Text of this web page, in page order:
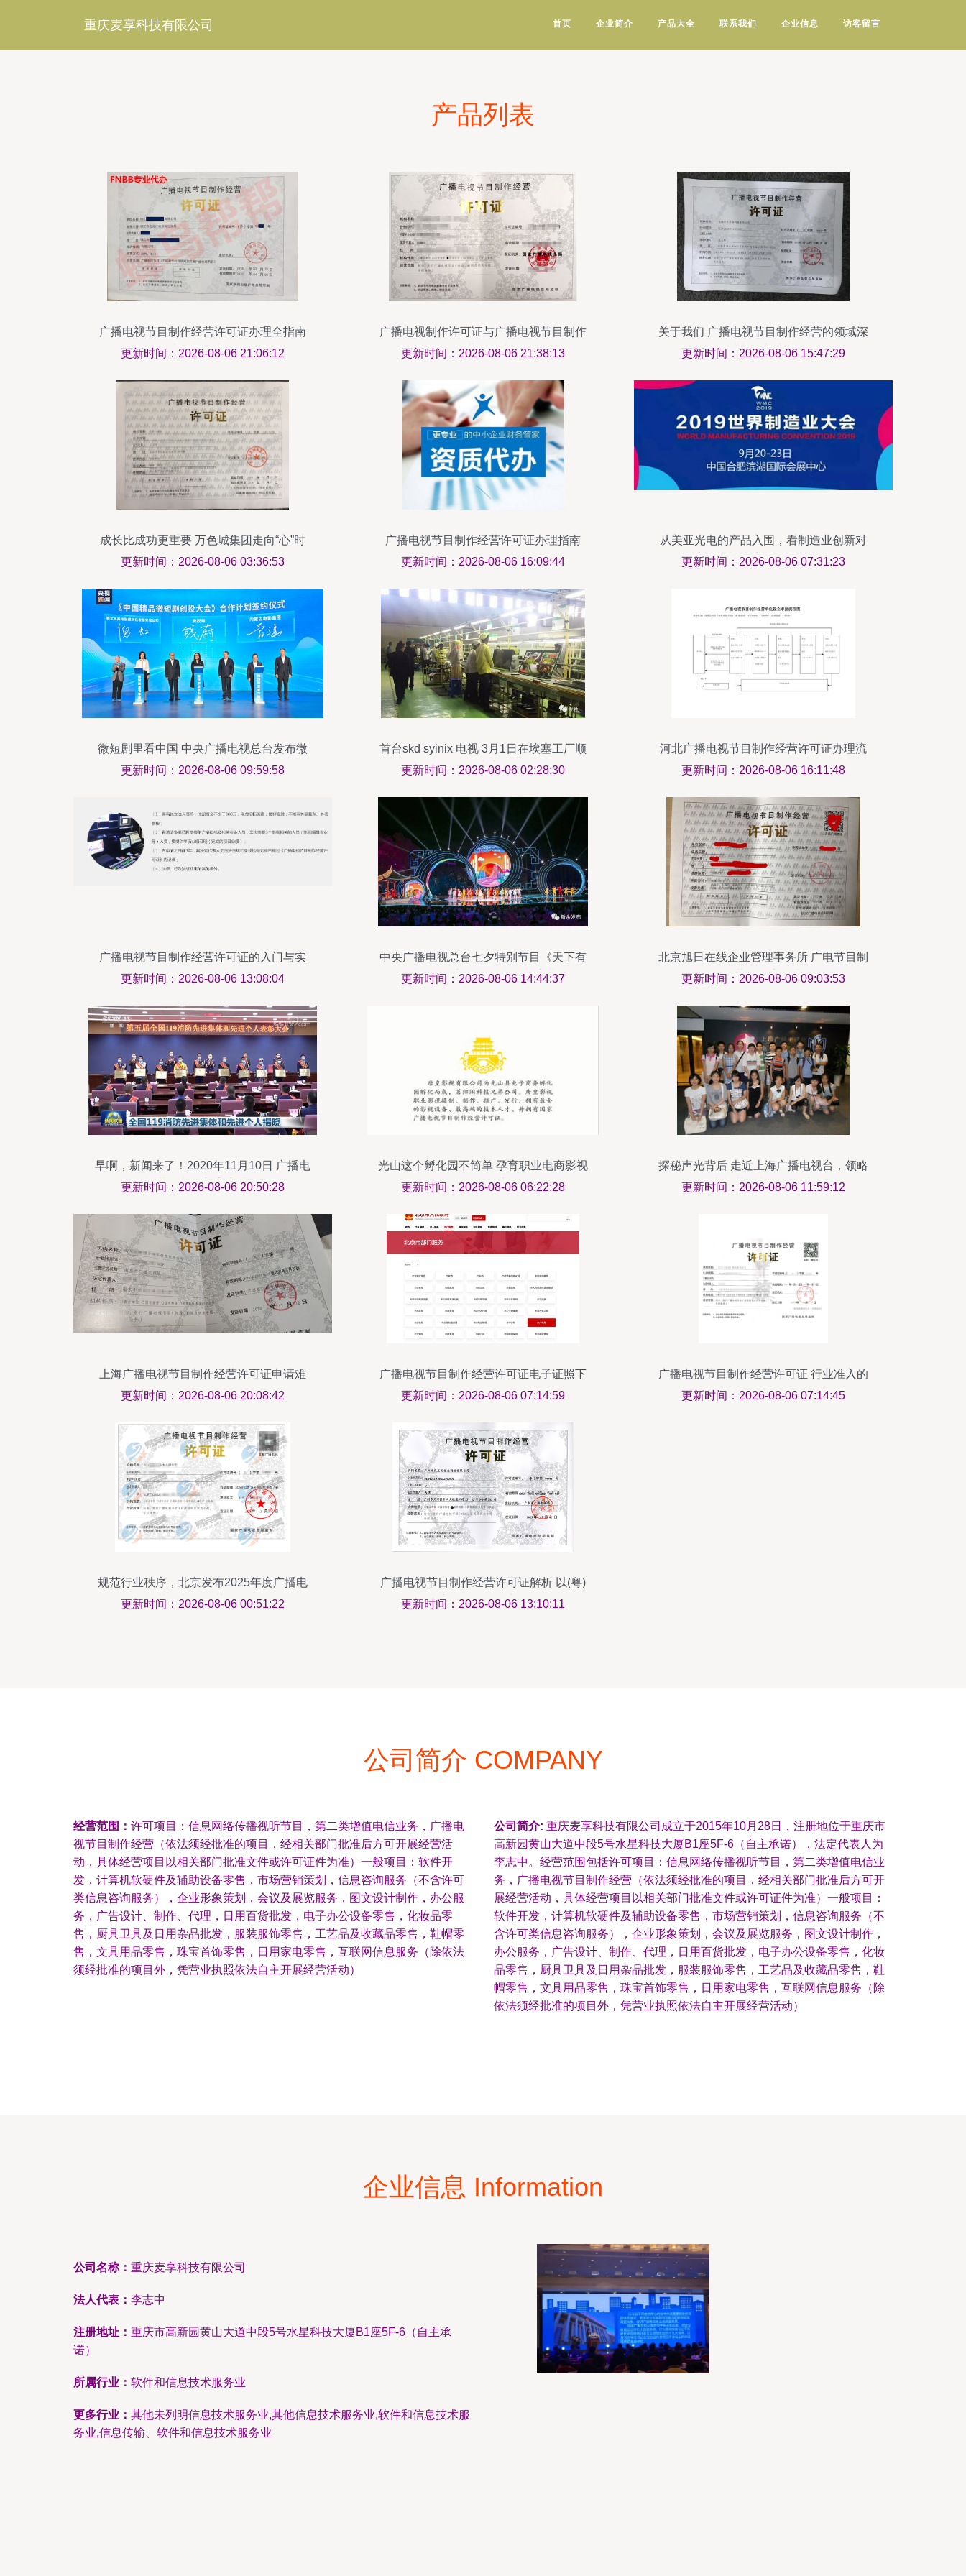
重庆麦享科技有限公司 首页 企业简介 产品大全 联系我们 企业信息 访客留言
产品列表
广播电视节目制作经营许可证办理全指南
条件、流程与代办服务解析
更新时间：2026-08-06 21:06:12
广播电视制作许可证与广播电视节目制作
经营全指南
更新时间：2026-08-06 21:38:13
关于我们 广播电视节目制作经营的领域深
耕与创新实践
更新时间：2026-08-06 15:47:29
成长比成功更重要 万色城集团走向“心”时
代
更新时间：2026-08-06 03:36:53
广播电视节目制作经营许可证办理指南
更新时间：2026-08-06 16:09:44
从美亚光电的产品入围，看制造业创新对
广播电视内容的影响与记录
更新时间：2026-08-06 07:31:23
微短剧里看中国 中央广播电视总台发布微
短剧生态合作计划
更新时间：2026-08-06 09:59:58
首台skd syinix 电视 3月1日在埃塞工厂顺
利生产
更新时间：2026-08-06 02:28:30
河北广播电视节目制作经营许可证办理流
程详解
更新时间：2026-08-06 16:11:48
广播电视节目制作经营许可证的入门与实
务操作指南
更新时间：2026-08-06 13:08:04
中央广播电视总台七夕特别节目《天下有
情人》在新余仙女湖录制启幕
更新时间：2026-08-06 14:44:37
北京旭日在线企业管理事务所 广电节目制
作经营的数字化先锋
更新时间：2026-08-06 09:03:53
早啊，新闻来了！2020年11月10日 广播电
视节目制作新亮点速览
更新时间：2026-08-06 20:50:28
光山这个孵化园不简单 孕育职业电商影视
传媒公司的创新摇篮
更新时间：2026-08-06 06:22:28
探秘声光背后 走近上海广播电视台，领略
电视节目制作的魅力
更新时间：2026-08-06 11:59:12
上海广播电视节目制作经营许可证申请难
度解析
更新时间：2026-08-06 20:08:42
广播电视节目制作经营许可证电子证照下
载及纸质证照申领流程指南
更新时间：2026-08-06 07:14:59
广播电视节目制作经营许可证 行业准入的
关键与申请要点
更新时间：2026-08-06 07:14:45
规范行业秩序，北京发布2025年度广播电
视节目制作经营许可证
更新时间：2026-08-06 00:51:22
广播电视节目制作经营许可证解析 以(粤)
字第04941号为例
更新时间：2026-08-06 13:10:11
公司简介 COMPANY
经营范围： 许可项目：信息网络传播视听节目，第二类增值电信业务，广播电
视节目制作经营（依法须经批准的项目，经相关部门批准后方可开展经营活
动，具体经营项目以相关部门批准文件或许可证件为准）一般项目：软件开
发，计算机软硬件及辅助设备零售，市场营销策划，信息咨询服务（不含许可
类信息咨询服务），企业形象策划，会议及展览服务，图文设计制作，办公服
务，广告设计、制作、代理，日用百货批发，电子办公设备零售，化妆品零
售，厨具卫具及日用杂品批发，服装服饰零售，工艺品及收藏品零售，鞋帽零
售，文具用品零售，珠宝首饰零售，日用家电零售，互联网信息服务（除依法
须经批准的项目外，凭营业执照依法自主开展经营活动）
公司简介: 重庆麦享科技有限公司成立于2015年10月28日，注册地位于重庆市
高新园黄山大道中段5号水星科技大厦B1座5F-6（自主承诺），法定代表人为
李志中。经营范围包括许可项目：信息网络传播视听节目，第二类增值电信业
务，广播电视节目制作经营（依法须经批准的项目，经相关部门批准后方可开
展经营活动，具体经营项目以相关部门批准文件或许可证件为准）一般项目：
软件开发，计算机软硬件及辅助设备零售，市场营销策划，信息咨询服务（不
含许可类信息咨询服务），企业形象策划，会议及展览服务，图文设计制作，
办公服务，广告设计、制作、代理，日用百货批发，电子办公设备零售，化妆
品零售，厨具卫具及日用杂品批发，服装服饰零售，工艺品及收藏品零售，鞋
帽零售，文具用品零售，珠宝首饰零售，日用家电零售，互联网信息服务（除
依法须经批准的项目外，凭营业执照依法自主开展经营活动）
企业信息 Information
公司名称： 重庆麦享科技有限公司
法人代表： 李志中
注册地址： 重庆市高新园黄山大道中段5号水星科技大厦B1座5F-6（自主承
诺）
所属行业： 软件和信息技术服务业
更多行业： 其他未列明信息技术服务业,其他信息技术服务业,软件和信息技术服
务业,信息传输、软件和信息技术服务业